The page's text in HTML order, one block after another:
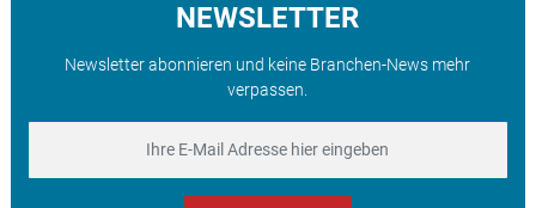
NEWSLETTER
Newsletter abonnieren und keine Branchen-News mehr
verpassen.